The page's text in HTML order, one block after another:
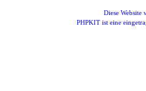
Diese Website
PHPKIT ist eine